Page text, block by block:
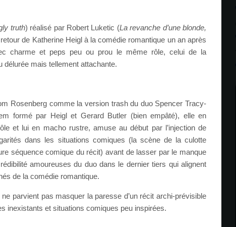
truth) réalisé par Robert Luketic (La revanche d’une blonde,
de Katherine Heigl à la comédie romantique un an après
charme et peps peu ou prou le même rôle, celui de la
délurée mais tellement attachante.
Rosenberg comme la version trash du duo Spencer Tracy-
formé par Heigl et Gerard Butler (bien empâté), elle en
et lui en macho rustre, amuse au début par l’injection de
dans les situations comiques (la scène de la culotte
séquence comique du récit) avant de lasser par le manque
amoureuses du duo dans le dernier tiers qui alignent
de la comédie romantique.
parvient pas masquer la paresse d’un récit archi-prévisible
inexistants et situations comiques peu inspirées.